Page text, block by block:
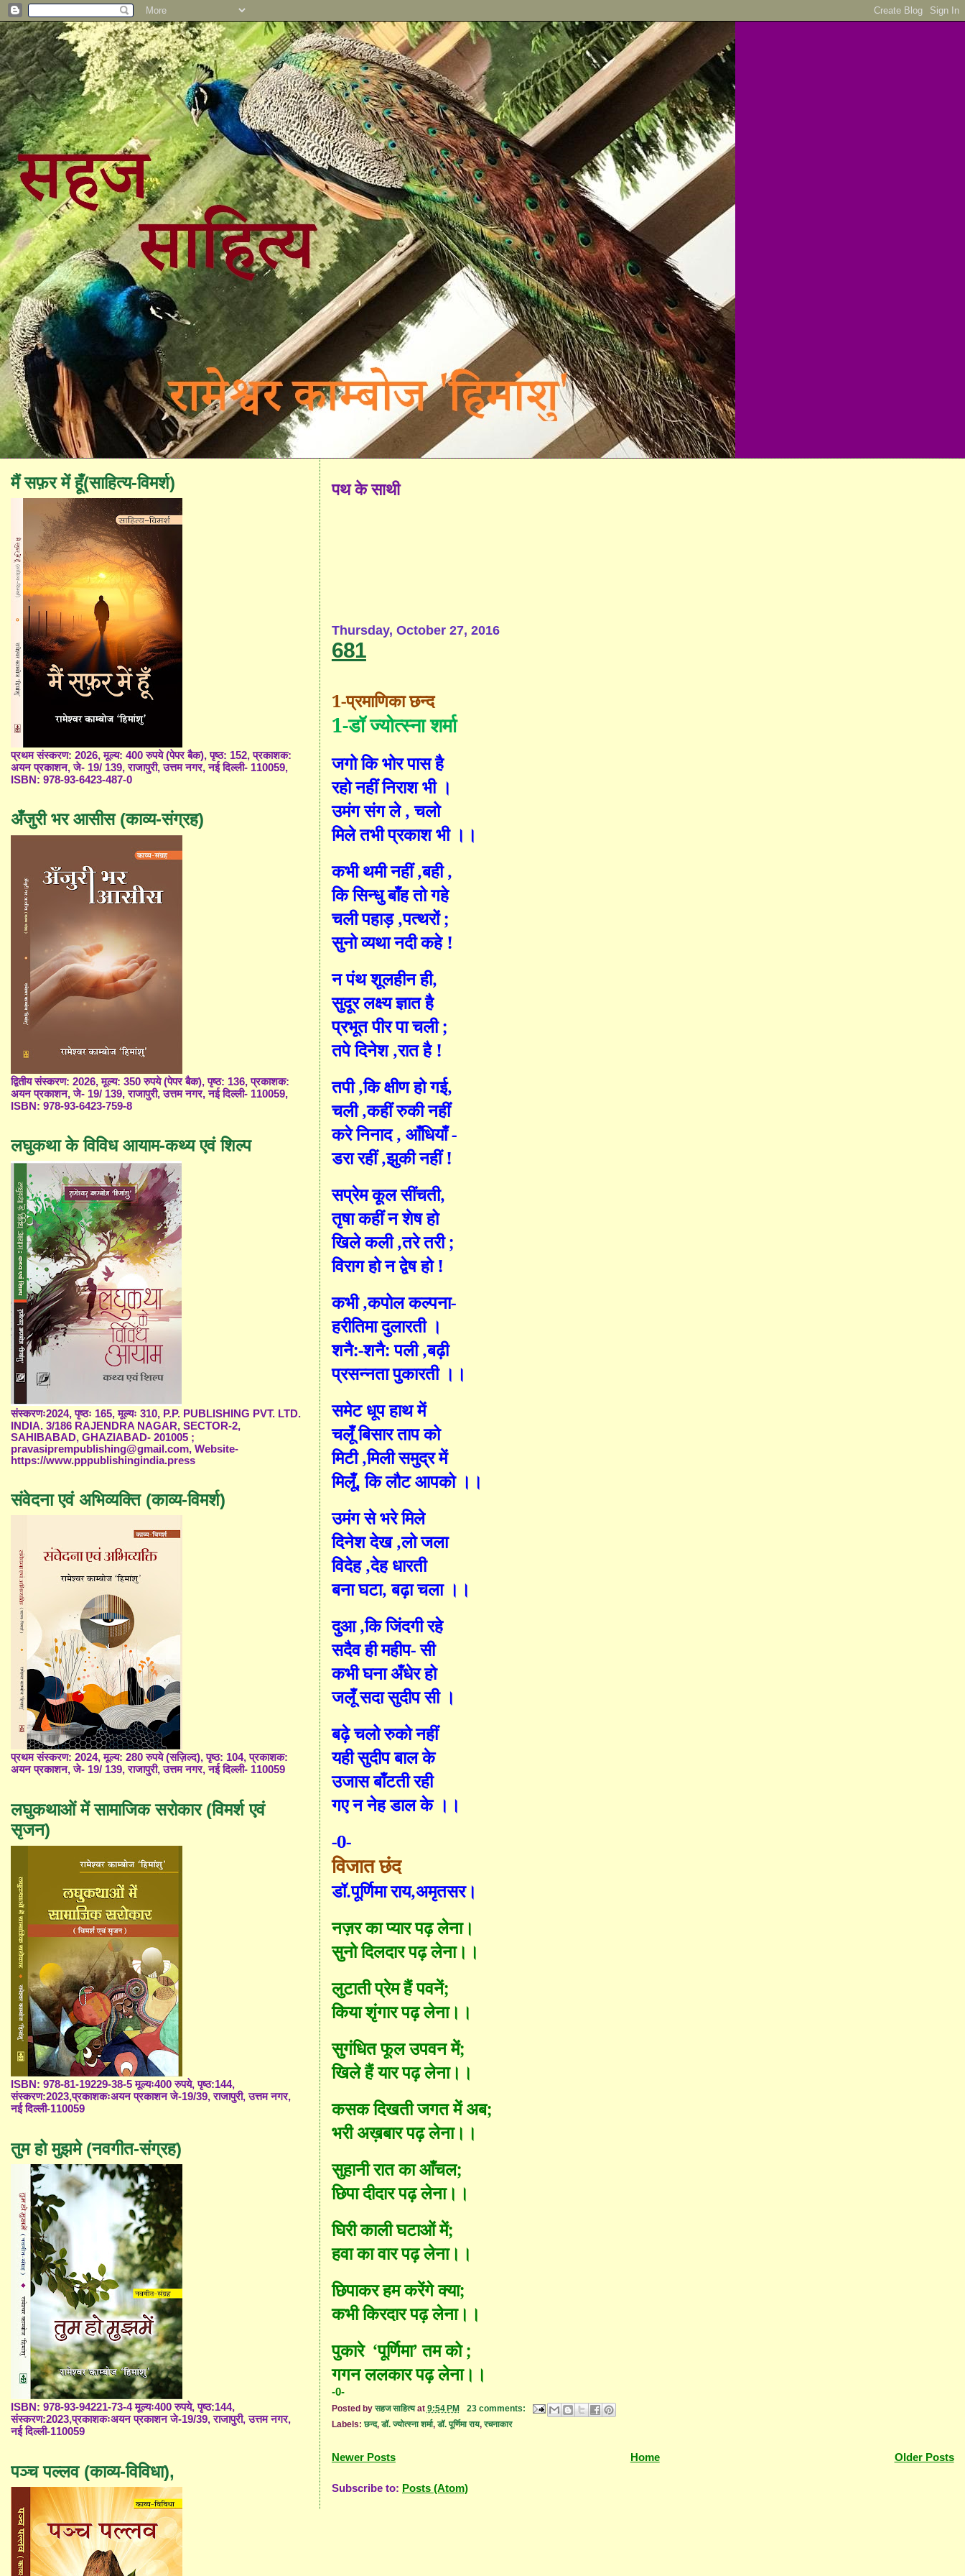
पथ के साथी
Thursday, October 27, 2016
681
1-प्रमाणिकाछन्द
1-डॉ ज्योत्स्ना शर्मा
जगो कि भोर पास है
रहो नहीं निराश भी ।
उमंग संग ले,चलो
मिले तभी प्रकाश भी ।।
कभी थमी नहीं,बही,
कि सिन्धु बाँह तो गहे
चली पहाड़,पत्थरों;
सुनो व्यथा नदी कहे !
न पंथ शूलहीन ही,
सुदूर लक्ष्य ज्ञात है
प्रभूत पीर पा चली;
तपे दिनेश,रात है !
तपी,कि क्षीण हो गई,
चली,कहीं रुकी नहीं
करे निनाद, आँधियाँ -
डरा रहीं,झुकी नहीं !
सप्रेम कूल सींचती,
तृषा कहीं न शेष हो
खिले कली,तरे तरी;
विराग हो न द्वेष हो !
कभी,कपोल कल्पना-
हरीतिमा दुलारती ।
शनै:-शनै:पली,बढ़ी
प्रसन्नता पुकारती ।।
समेट धूप हाथ में
चलूँ बिसार ताप को
मिटी,मिली समुद्र में
मिलूँ,कि लौट आपको ।।
उमंग से भरे मिले
दिनेश देख,लो जला
विदेह,देह धारती
बना घटा,बढ़ा चला ।।
दुआ,कि जिंदगी रहे
सदैव ही महीप-सी
कभी घना अँधेर हो
जलूँ सदा सुदीप सी ।
बढ़े चलो रुको नहीं
यही सुदीप बाल के
उजास बाँटती रही
गए न नेह डाल के ।।
-0-
विजात छंद
डॉ.पूर्णिमा राय,अमृतसर।
नज़र का प्यार पढ़ लेना।
सुनो दिलदार पढ़ लेना।।
लुटाती प्रेम हैं पवनें;
किया शृंगार पढ़ लेना।।
सुगंधित फूल उपवन में;
खिले हैं यार पढ़ लेना।।
कसक दिखती जगत में अब;
भरी अख़बार पढ़ लेना।।
सुहानी रात का आँचल;
छिपा दीदार पढ़ लेना।।
घिरी काली घटाओं में;
हवा का वार पढ़ लेना।।
छिपाकर हम करेंगे क्या;
कभी किरदार पढ़ लेना।।
पुकारे ‘पूर्णिमा’तम को;
गगन ललकार पढ़ लेना।।
-0-
Posted byसहज साहित्य at 9:54 PM
23 comments:
Labels:छन्द,डॉ. ज्योत्स्ना शर्मा,डॉ. पूर्णिमा राय,रचनाकार
Newer Posts Older Posts
Home
Subscribe to: Posts (Atom)
मैं सफ़र में हूँ(साहित्य-विमर्श)
प्रथम संस्करण: 2026, मूल्य: 400 रुपये (पेपर बैक), पृष्ठ: 152, प्रकाशक:
अयन प्रकाशन, जे- 19/ 139, राजापुरी, उत्तम नगर, नई दिल्ली- 110059,
ISBN: 978-93-6423-487-0
अँजुरी भर आसीस (काव्य-संग्रह)
द्वितीय संस्करण: 2026, मूल्य: 350 रुपये (पेपर बैक), पृष्ठ: 136, प्रकाशक:
अयन प्रकाशन, जे- 19/ 139, राजापुरी, उत्तम नगर, नई दिल्ली- 110059,
ISBN: 978-93-6423-759-8
लघुकथा के विविध आयाम-कथ्य एवं शिल्प
संस्करणः2024, पृष्ठः 165, मूल्यः 310, P.P. PUBLISHING PVT. LTD.
INDIA. 3/186 RAJENDRA NAGAR, SECTOR-2,
SAHIBABAD, GHAZIABAD- 201005 ;
pravasiprempublishing@gmail.com, Website-
https://www.pppublishingindia.press
संवेदना एवं अभिव्यक्ति (काव्य-विमर्श)
प्रथम संस्करण: 2024, मूल्य: 280 रुपये (सज़िल्द), पृष्ठ: 104, प्रकाशक:
अयन प्रकाशन, जे- 19/ 139, राजापुरी, उत्तम नगर, नई दिल्ली- 110059
लघुकथाओं में सामाजिक सरोकार (विमर्श एवं
सृजन)
ISBN: 978-81-19229-38-5 मूल्यः400 रुपये, पृष्ठ:144,
संस्करण:2023,प्रकाशकःअयन प्रकाशन जे-19/39, राजापुरी, उत्तम नगर,
नई दिल्ली-110059
तुम हो मुझमे (नवगीत-संग्रह)
ISBN: 978-93-94221-73-4 मूल्यः400 रुपये, पृष्ठ:144,
संस्करण:2023,प्रकाशकःअयन प्रकाशन जे-19/39, राजापुरी, उत्तम नगर,
नई दिल्ली-110059
पञ्च पल्लव (काव्य-विविधा),